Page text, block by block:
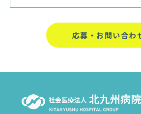
応募・お問い合わ